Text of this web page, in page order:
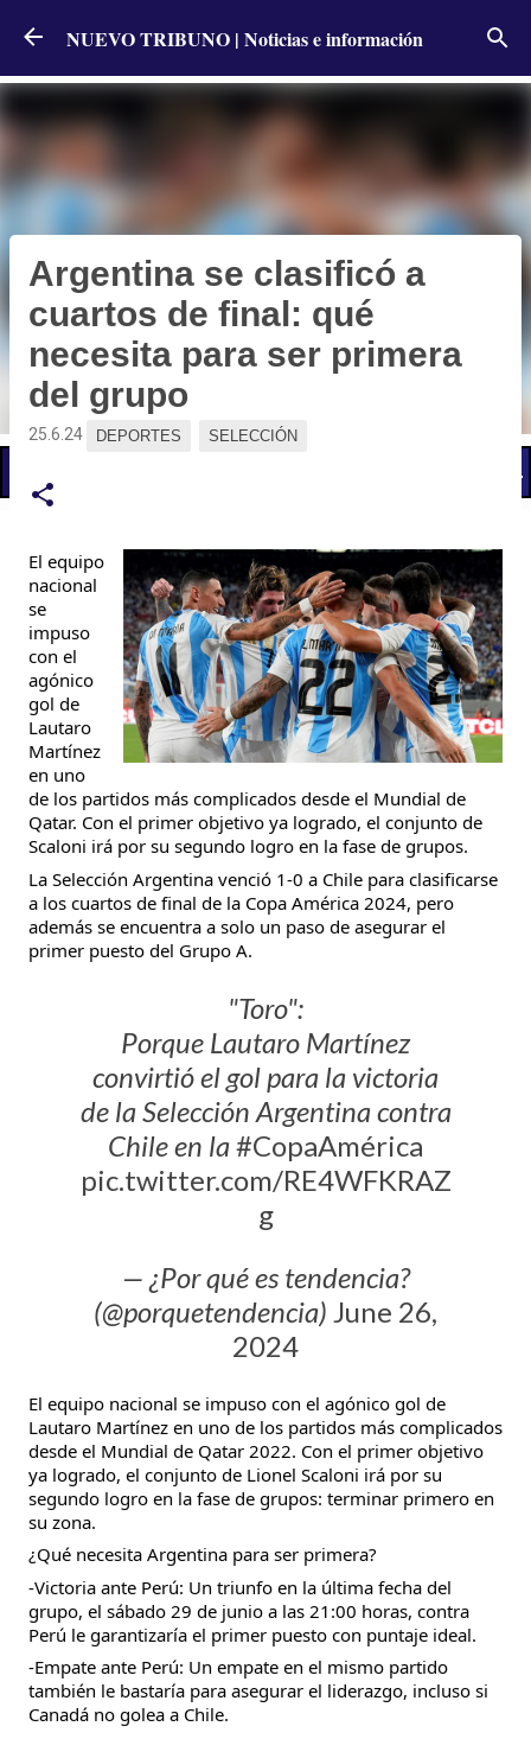
Ir al contenido principal
NUEVO TRIBUNO | Noticias e información
Argentina se clasificó a
cuartos de final: qué
necesita para ser primera
del grupo
25.6.24 DEPORTES SELECCIÓN
El equipo
nacional
se
impuso
con el
agónico
gol de
Lautaro
Martínez
en uno
de los partidos más complicados desde el Mundial de
Qatar. Con el primer objetivo ya logrado, el conjunto de
Scaloni irá por su segundo logro en la fase de grupos.
La Selección Argentina venció 1-0 a Chile para clasificarse
a los cuartos de final de la Copa América 2024, pero
además se encuentra a solo un paso de asegurar el
primer puesto del Grupo A.
"Toro":
Porque Lautaro Martínez
convirtió el gol para la victoria
de la Selección Argentina contra
Chile en la#CopaAmérica
pic.twitter.com/RE4WFKRAZ
g
— ¿Por qué es tendencia?
(@porquetendencia) June 26,
2024
El equipo nacional se impuso con el agónico gol de
Lautaro Martínez en uno de los partidos más complicados
desde el Mundial de Qatar 2022. Con el primer objetivo
ya logrado, el conjunto de Lionel Scaloni irá por su
segundo logro en la fase de grupos: terminar primero en
su zona.
¿Qué necesita Argentina para ser primera?
-Victoria ante Perú: Un triunfo en la última fecha del
grupo, el sábado 29 de junio a las 21:00 horas, contra
Perú le garantizaría el primer puesto con puntaje ideal.
-Empate ante Perú: Un empate en el mismo partido
también le bastaría para asegurar el liderazgo, incluso si
Canadá no golea a Chile.